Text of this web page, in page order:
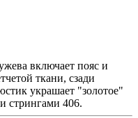
включает пояс и
ткани, сзади
украшает "золотое"
стрингами 406.